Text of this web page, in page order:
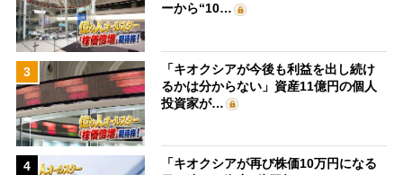
ーから“10…
3
「キオクシアが今後も利益を出し続け
るかは分からない」資産11億円の個人
投資家が…
4
「キオクシアが再び株価10万円になる